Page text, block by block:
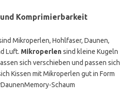
Komprimierbarkeit
Mikroperlen, Hohlfaser, Daunen,
Luft. Mikroperlensind kleine Kugeln
sich verschieben und passen sich
Kissen mit Mikroperlen gut in Form
DaunenMemory-Schaum